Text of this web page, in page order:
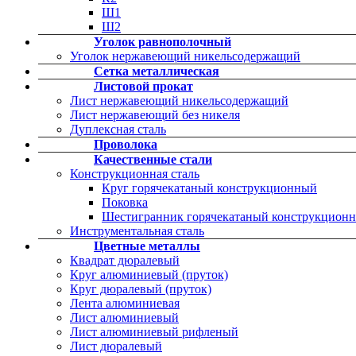
Ш1
Ш2
Уголок равнополочный
Уголок нержавеющий никельсодержащий
Сетка металлическая
Листовой прокат
Лист нержавеющий никельсодержащий
Лист нержавеющий без никеля
Дуплексная сталь
Проволока
Качественные стали
Конструкционная сталь
Круг горячекатаный конструкционный
Поковка
Шестигранник горячекатаный
Инструментальная сталь
Цветные металлы
Квадрат дюралевый
Круг алюминиевый (пруток)
Круг дюралевый (пруток)
Лента алюминиевая
Лист алюминиевый
Лист алюминиевый рифленый
Лист дюралевый